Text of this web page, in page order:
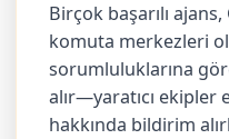
Birçok başarılı
komuta merkezleri
sorumluluklarına
alır—yaratıcı
hakkında bildirim